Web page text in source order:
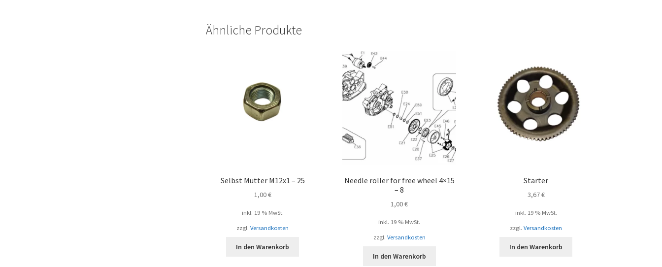
Ähnliche Produkte
Selbst Mutter M12x1 – 25
1,00€
inkl. 19 % MwSt.
zzgl.Versandkosten
In den Warenkorb
Needle roller for free wheel 4×15
– 8
1,00€
inkl. 19 % MwSt.
zzgl. Versandkosten
In den Warenkorb
Starter
3,67€
inkl. 19 % MwSt.
zzgl.Versandkosten
In den Warenkorb